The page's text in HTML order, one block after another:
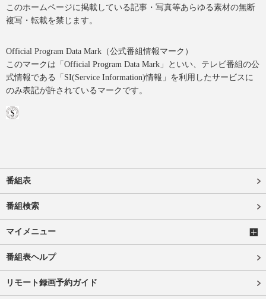
このホームページに掲載している記事・写真等あらゆる素材の無断
複写・転載を禁じます。
Official Program Data Mark（公式番組情報マーク）
このマークは「Official Program Data Mark」といい、テレビ番組の公
式情報である「SI(Service Information)情報」を利用したサービスに
のみ表記が許されているマークです。
番組表
番組検索
マイメニュー
番組表ヘルプ
リモート録画予約ガイド